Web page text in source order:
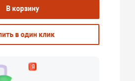
В корзину
в один клик